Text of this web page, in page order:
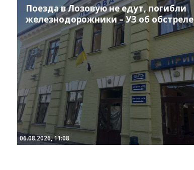
Поезда в Лозовую не едут, погибли
железнодорожники – УЗ об обстреле
06.08.2026, 11:08